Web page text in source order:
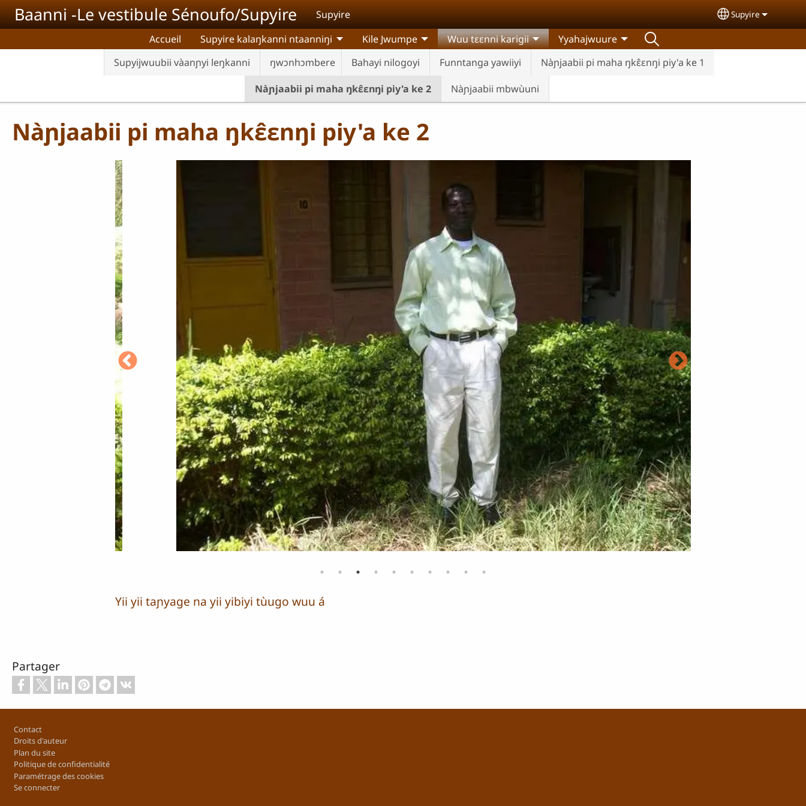
Aller au contenu principal
Baanni -Le vestibule Sénoufo/Supyire Supyire Select your
Supyire
Accueil Supyire kalaŋkanni ntaanniŋi Kile Jwumpe
Wuu tɛɛnni karigii
Supyijwuubii vàanɲyi leŋkanni
ŋwɔnhɔmbere Bahayi nilogoyi Funntanga yawiiyi
Nàɲjaabii pi maha ŋkɛ̂ɛnŋi piy'a ke 1
Nàɲjaabii pi maha ŋkɛ̂ɛnŋi piy'a ke 2
Nàɲjaabii mbwùuni
Yyahajwuure
Nàɲjaabii pi maha ŋkɛ̂ɛnŋi piy'a ke 2
Yii yii taɲyage na yii yibiyi tùugo wuu á
Partager
Contact
Droits d'auteur
Plan du site
Politique de confidentialité
Paramétrage des cookies
Se connecter